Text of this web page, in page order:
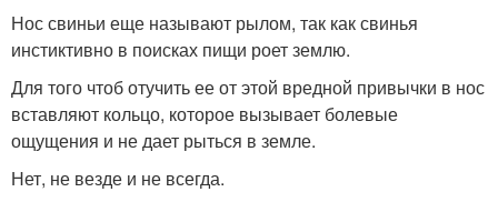
Нос свиньи еще называют рылом, так как свинья
инстиктивно в поисках пищи роет землю.
Для того чтоб отучить ее от этой вредной привычки в нос
вставляют кольцо, которое вызывает болевые
ощущения и не дает рыться в земле.
Нет, не везде и не всегда.